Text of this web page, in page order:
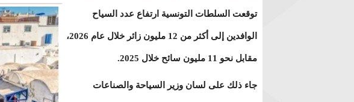
توقعت السلطات التونسية ارتفاع عدد السياح
الوافدين إلى أكثر من 12 مليون زائر خلال عام 2026،
مقابل نحو 11 مليون سائح خلال 2025.
جاء ذلك على لسان وزير السياحة والصناعات